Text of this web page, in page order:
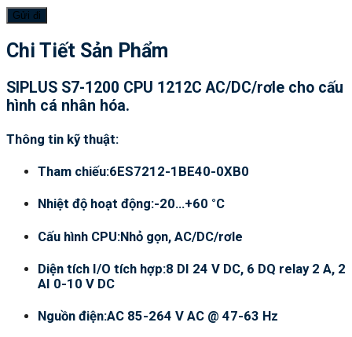
Chi Tiết Sản Phẩm
SIPLUS S7-1200 CPU 1212C AC/DC/rơle cho cấu
hình cá nhân hóa.
Thông tin kỹ thuật:
Tham chiếu:6ES7212-1BE40-0XB0
Nhiệt độ hoạt động:-20…+60 °C
Cấu hình CPU:Nhỏ gọn, AC/DC/rơle
Diện tích I/O tích hợp:8 DI 24 V DC, 6 DQ relay 2 A, 2
AI 0-10 V DC
Nguồn điện:AC 85-264 V AC @ 47-63 Hz